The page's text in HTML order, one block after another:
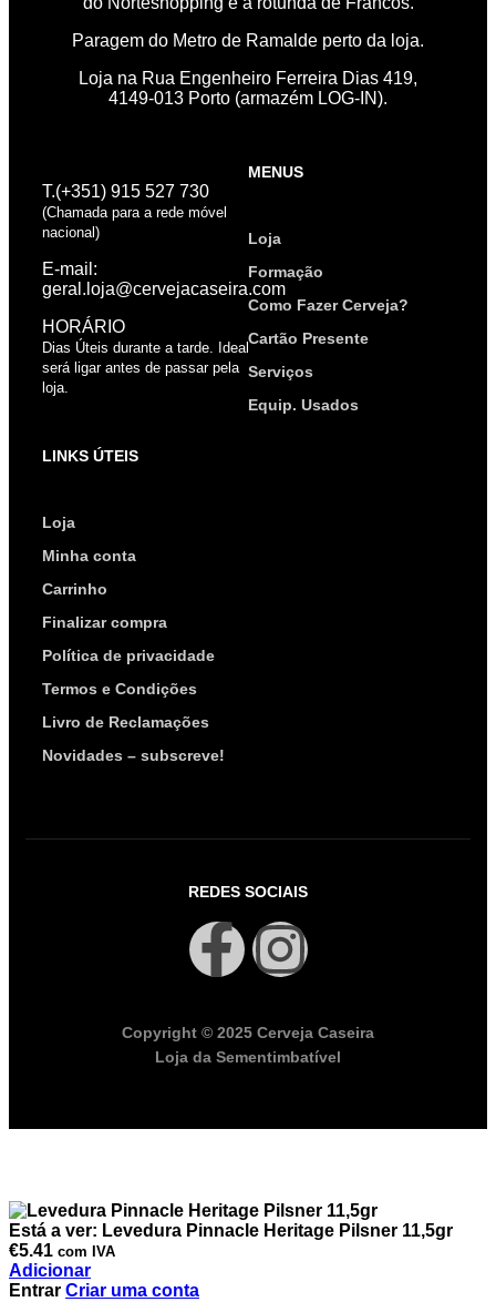
Paragem do Metro de Ramalde perto da loja.
Loja na Rua Engenheiro Ferreira Dias 419,
4149-013 Porto (armazém LOG-IN).
T.(+351) 915 527 730
(Chamada para a rede móvel
nacional)
E-mail:
geral.loja@cervejacaseira.com
HORÁRIO
Dias Úteis durante a tarde. Ideal
será ligar antes de passar pela
loja.
MENUS
Loja
Formação
Como Fazer Cerveja?
Cartão Presente
Serviços
Equip. Usados
LINKS ÚTEIS
Loja
Minha conta
Carrinho
Finalizar compra
Política de privacidade
Termos e Condições
Livro de Reclamações
Novidades – subscreve!
REDES SOCIAIS
Copyright © 2025 Cerveja Caseira
Loja da Sementimbatível
Está a ver: Levedura Pinnacle Heritage Pilsner 11,5gr
€5.41 com IVA
Adicionar
Entrar Criar uma conta